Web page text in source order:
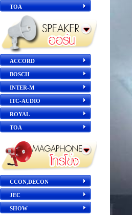
TOA
ACCORD
BOSCH
INTER-M
ITC-AUDIO
ROYAL
TOA
CCON,DECON
JEC
SHOW